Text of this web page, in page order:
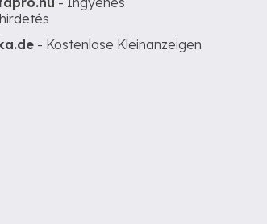
- Kostenlose Kleinanzeigen